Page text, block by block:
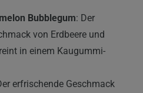
Bubblegum: Der
von Erdbeere und
in einem Kaugummi-
erfrischende Geschmack